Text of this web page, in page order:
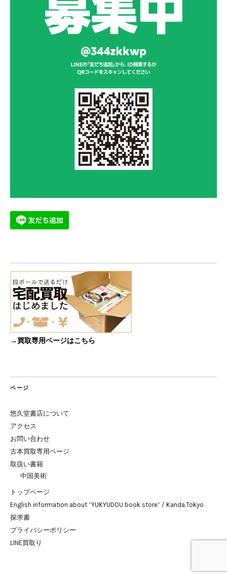
→買取専用ページはこちら
ページ
悠久堂書店について
アクセス
お問い合わせ
古本買取専用ページ
取扱い書籍
中国美術
トップページ
English information about “YUKYUDOU book store” / Kanda,Tokyo
探求書
プライバシーポリシー
LINE買取り